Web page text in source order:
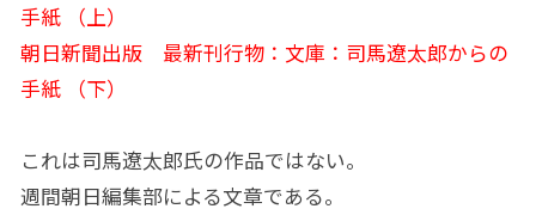
手紙 （上）
朝日新聞出版 最新刊行物：文庫：司馬遼太郎からの
手紙 （下）
これは司馬遼太郎氏の作品ではない。
週間朝日編集部による文章である。